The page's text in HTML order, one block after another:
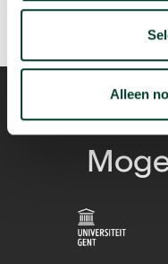
Alleen